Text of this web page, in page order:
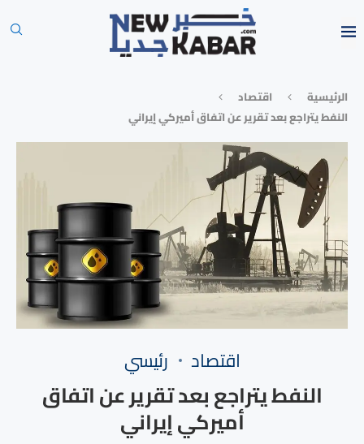
الرئيسية
⁠اقتصاد
النفط يتراجع بعد تقرير عن اتفاق أميركي إيراني
⁠اقتصاد رئيسي
النفط يتراجع بعد تقرير عن اتفاق
أميركي إيراني